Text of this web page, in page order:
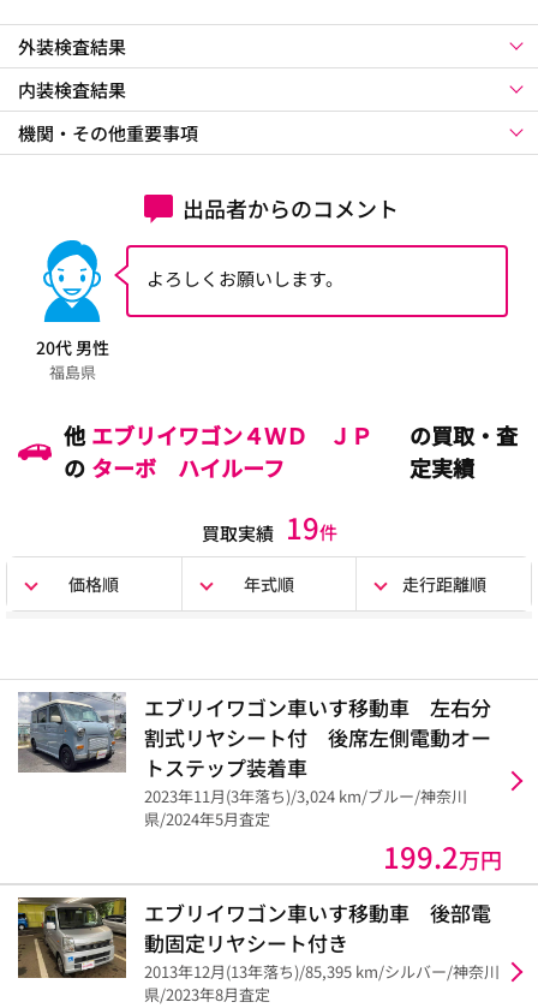
外装検査結果
内装検査結果
機関・その他重要事項
出品者からのコメント
20代 男性
福島県
よろしくお願いします。
他
の
エブリイワゴン４ＷＤ ＪＰ
ターボ ハイルーフ
の買取・査
定実績
買取実績 19件
価格順 年式順 走行距離順
エブリイワゴン車いす移動車 左右分
割式リヤシート付 後席左側電動オー
トステップ装着車
2023年11月(3年落ち)/3,024 km/ブルー/神奈川
県/2024年5月査定
199.2万円
エブリイワゴン車いす移動車 後部電
動固定リヤシート付き
2013年12月(13年落ち)/85,395 km/シルバー/神奈川
県/2023年8月査定